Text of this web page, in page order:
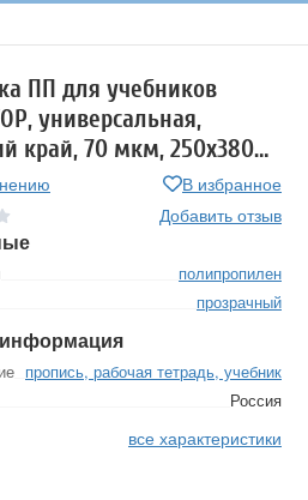
ПП для учебников
универсальная,
край, 70 мкм, 250х380
В избранное
Добавить отзыв
полипропилен
прозрачный
пропись, рабочая тетрадь, учебник
Россия
все характеристики